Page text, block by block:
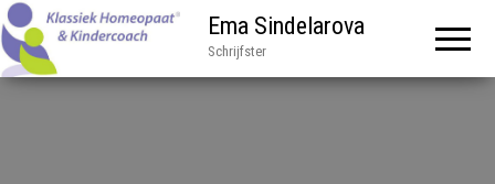
Ema Sindelarova
Schrijfster